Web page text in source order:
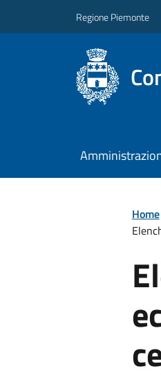
Regione Piemonte
Home